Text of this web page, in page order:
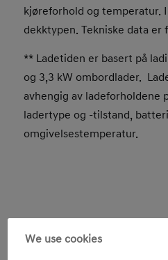
kjøreforhold og temperatur.
dekktypen. Tekniske data er
** Ladetiden er basert på
og 3,3 kW ombordlader.
avhengig av ladeforholdene
ladertype og -tilstand,
omgivelsestemperatur.
We use cookies